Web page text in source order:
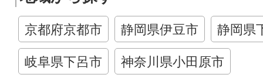
京都府京都市 静岡県伊豆市 静岡県
岐阜県下呂市 神奈川県小田原市